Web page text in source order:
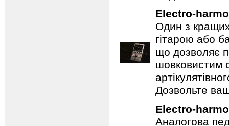
Electro-
Педаль
Electro-
Один з
гітарою або
що дозволяє
шовковистим
Дозвольте